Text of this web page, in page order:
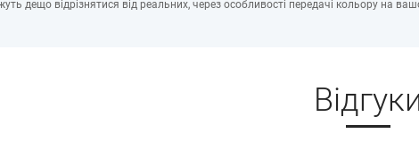
дещо відрізнятися від реальних, через особливості передачі кольору на